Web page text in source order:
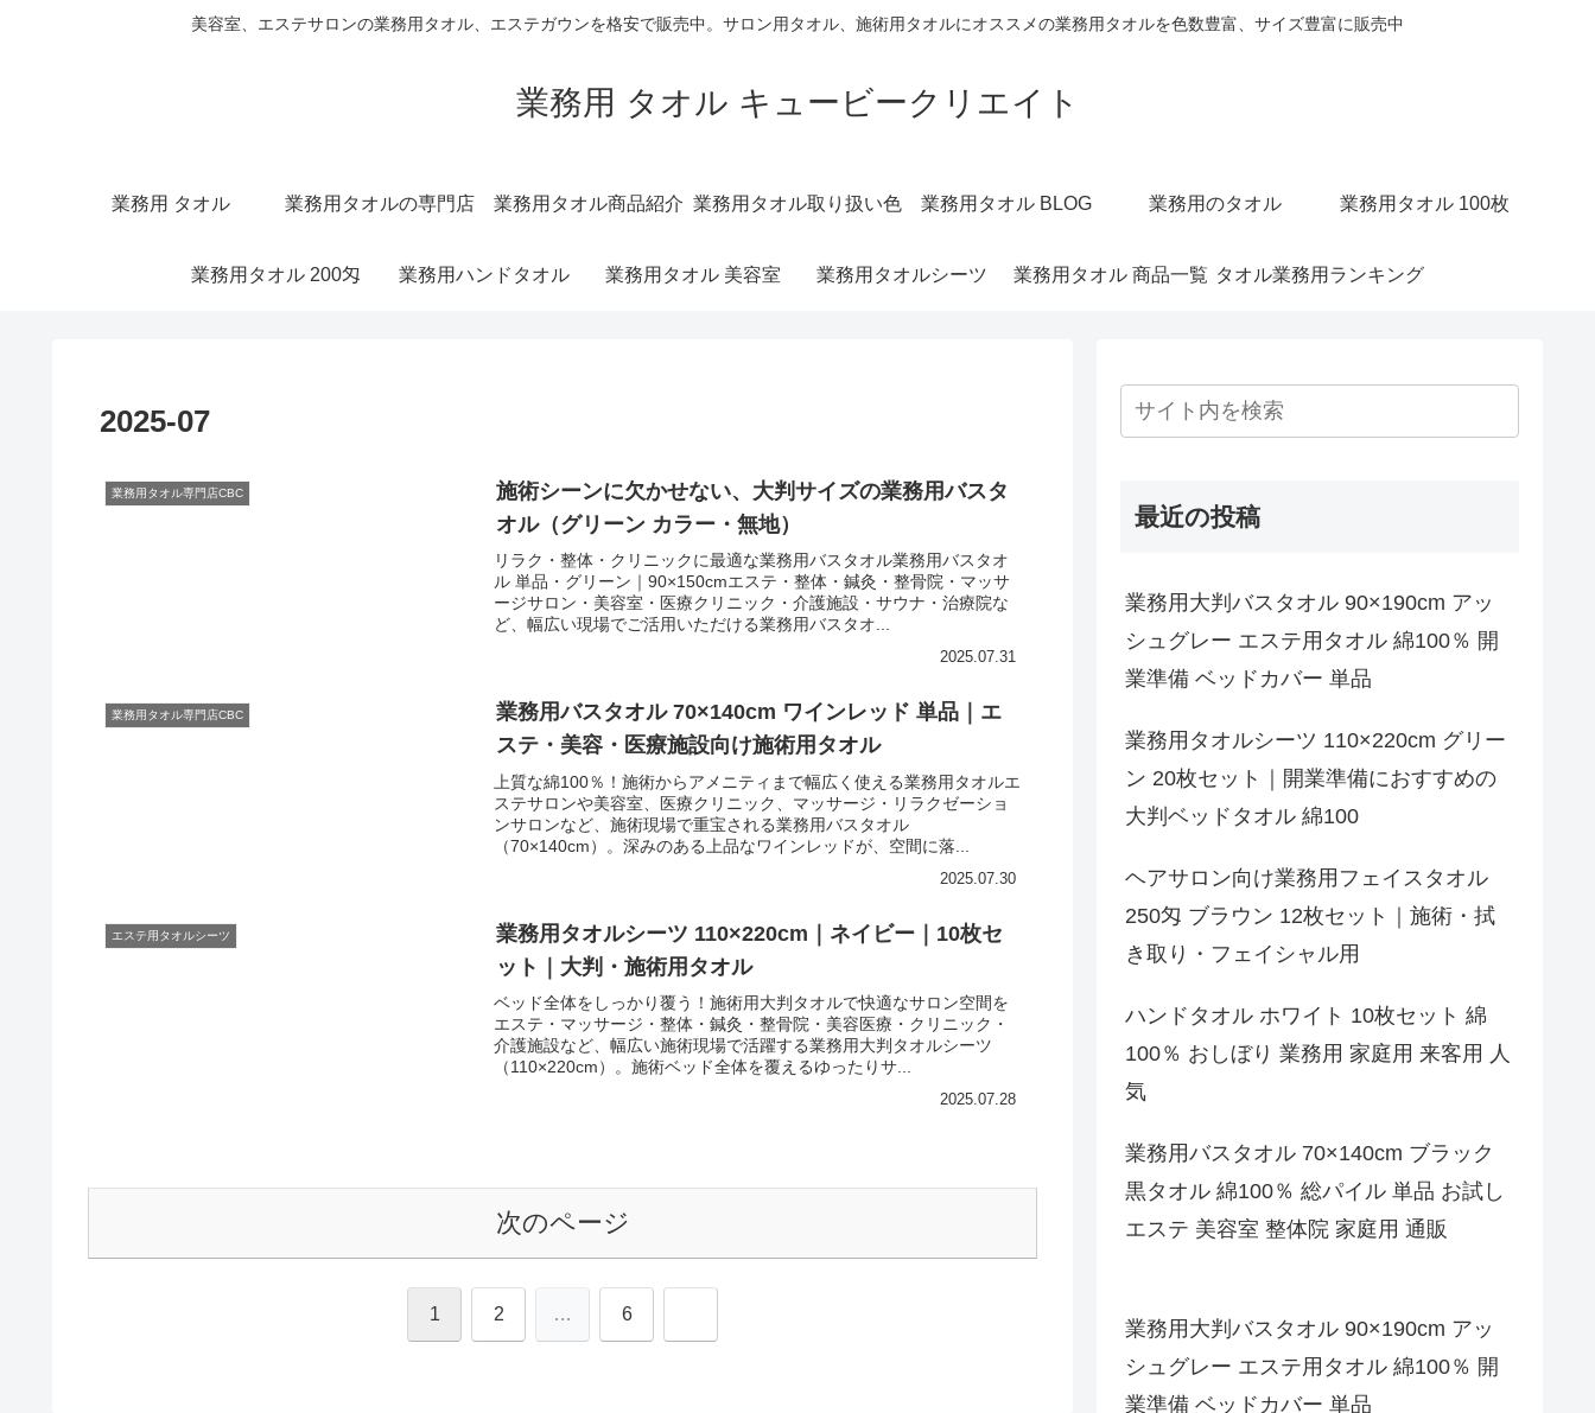
美容室、エステサロンの業務用タオル、エステガウンを格安で販売中。サロン用タオル、施術用タオルにオススメの業務用タオルを色数豊富、サイズ豊富に販売中
業務用 タオル キュービークリエイト
業務用 タオル 業務用タオルの専門店 業務用タオル商品紹介 業務用タオル取り扱い色 業務用タオル BLOG 業務用のタオル 業務用タオル 100枚
業務用タオル 200匁 業務用ハンドタオル 業務用タオル 美容室 業務用タオルシーツ 業務用タオル 商品一覧 タオル業務用ランキング
2025-07
業務用タオル専門店CBC
施術シーンに欠かせない、大判サイズの業務用バスタ
オル（グリーン カラー・無地）
リラク・整体・クリニックに最適な業務用バスタオル業務用バスタオ
ル 単品・グリーン｜90×150cmエステ・整体・鍼灸・整骨院・マッサ
ージサロン・美容室・医療クリニック・介護施設・サウナ・治療院な
ど、幅広い現場でご活用いただける業務用バスタオ...
2025.07.31
業務用タオル専門店CBC
業務用バスタオル 70×140cm ワインレッド 単品｜エ
ステ・美容・医療施設向け施術用タオル
上質な綿100％！施術からアメニティまで幅広く使える業務用タオルエ
ステサロンや美容室、医療クリニック、マッサージ・リラクゼーショ
ンサロンなど、施術現場で重宝される業務用バスタオル
（70×140cm）。深みのある上品なワインレッドが、空間に落...
2025.07.30
エステ用タオルシーツ
業務用タオルシーツ 110×220cm｜ネイビー｜10枚セ
ット｜大判・施術用タオル
ベッド全体をしっかり覆う！施術用大判タオルで快適なサロン空間を
エステ・マッサージ・整体・鍼灸・整骨院・美容医療・クリニック・
介護施設など、幅広い施術現場で活躍する業務用大判タオルシーツ
（110×220cm）。施術ベッド全体を覆えるゆったりサ...
2025.07.28
次のページ
1 2 … 6
最近の投稿
業務用大判バスタオル 90×190cm アッ
シュグレー エステ用タオル 綿100％ 開
業準備 ベッドカバー 単品
業務用タオルシーツ 110×220cm グリー
ン 20枚セット｜開業準備におすすめの
大判ベッドタオル 綿100
ヘアサロン向け業務用フェイスタオル
250匁 ブラウン 12枚セット｜施術・拭
き取り・フェイシャル用
ハンドタオル ホワイト 10枚セット 綿
100％ おしぼり 業務用 家庭用 来客用 人
気
業務用バスタオル 70×140cm ブラック
黒タオル 綿100％ 総パイル 単品 お試し
エステ 美容室 整体院 家庭用 通販
業務用大判バスタオル 90×190cm アッ
シュグレー エステ用タオル 綿100％ 開
業準備 ベッドカバー 単品